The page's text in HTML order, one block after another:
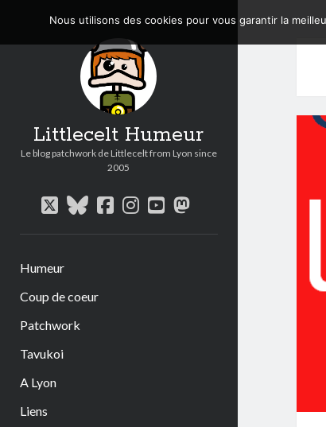
Littlecelt Humeur
Le blog patchwork de Littlecelt from Lyon since
2005
twitterbluesky
facebook
instagram
youtube
mastodon
Humeur
Coup de coeur
Patchwork
Tavukoi
A Lyon
Liens
Nous utilisons des cookies pour vous garantir la